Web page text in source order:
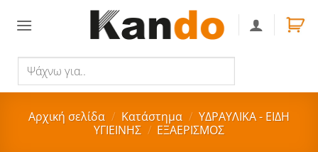
για..
Αρχική σελίδα / Κατάστημα / ΥΔΡΑΥΛΙΚΑ - ΕΙΔΗ
ΥΓΙΕΙΝΗΣ / ΕΞΑΕΡΙΣΜΟΣ